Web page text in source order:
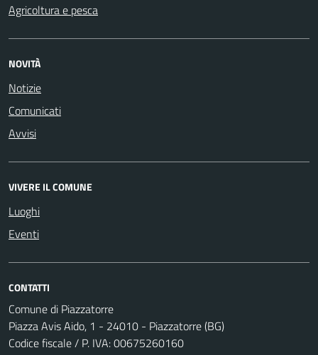
Agricoltura e pesca
NOVITÀ
Notizie
Comunicati
Avvisi
VIVERE IL COMUNE
Luoghi
Eventi
CONTATTI
Comune di Piazzatorre
Piazza Avis Aido, 1 - 24010 - Piazzatorre (BG)
Codice fiscale / P. IVA: 00675260160